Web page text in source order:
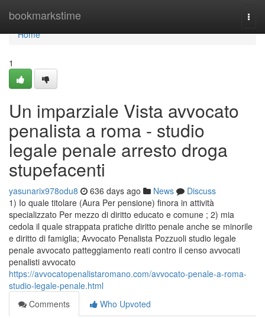
bookmarkstime
Home
Home
1
Un imparziale Vista avvocato
penalista a roma - studio
legale penale arresto droga
stupefacenti
yasunarix978odu8 636 days ago News
Discuss
1) Io quale titolare (Aura Per pensione) finora in attività
specializzato Per mezzo di diritto educato e comune ; 2) mia
cedola il quale strappata pratiche diritto penale anche se minorile
e diritto di famiglia; Avvocato Penalista Pozzuoli studio legale
penale avvocato patteggiamento reati contro il censo avvocati
penalisti avvocato
https://avvocatopenalistaromano.com/avvocato-penale-a-roma-
studio-legale-penale.html
Comments
Who Upvoted